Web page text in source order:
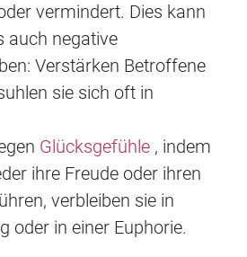
vermindert. Dies kann
auch negative
Verstärken Betroffene
sie sich oft in
Glücksgefühle , indem
ihre Freude oder ihren
verbleiben sie in
oder in einer Euphorie.